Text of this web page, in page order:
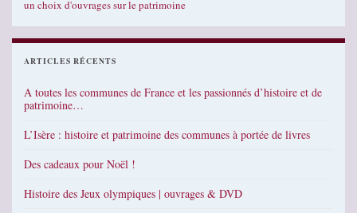
un choix d'ouvrages sur le patrimoine
ARTICLES RÉCENTS
A toutes les communes de France et les passionnés d’histoire et de
patrimoine…
L’Isère : histoire et patrimoine des communes à portée de livres
Des cadeaux pour Noël !
Histoire des Jeux olympiques | ouvrages & DVD